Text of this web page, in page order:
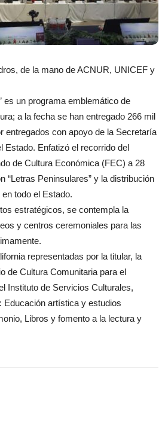
de la mano de ACNUR, UNICEF y
es un programa emblemático de
a la fecha se han entregado 266 mil
entregados con apoyo de la Secretaría
Estado. Enfatizó el recorrido del
de Cultura Económica (FEC) a 28
“Letras Peninsulares” y la distribución
todo el Estado.
estratégicos, se contempla la
y centros ceremoniales para las
representadas por la titular, la
de Cultura Comunitaria para el
Instituto de Servicios Culturales,
Educación artística y estudios
Libros y fomento a la lectura y